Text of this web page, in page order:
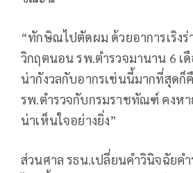
“ทักษิณไปตัดผม ด้วยอาการเริง
วิกฤตนอน รพ.ตำรวจมานาน 6 เ
น่ากังวลกับอากรเช่นนี้มากที่สุดก็
รพ.ตำรวจกับกรมราชทัณฑ์ คงหา
น่าเห็นใจอย่างยิ่ง”
ส่วนศาล รธน.เปลี่ยนคำวินิจฉัยค